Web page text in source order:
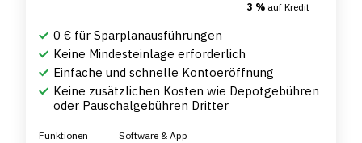
3 % auf Kredit
0 € für Sparplanausführungen
Keine Mindesteinlage erforderlich
Einfache und schnelle Kontoeröffnung
Keine zusätzlichen Kosten wie Depotgebühren
oder Pauschalgebühren Dritter
Funktionen Software & App